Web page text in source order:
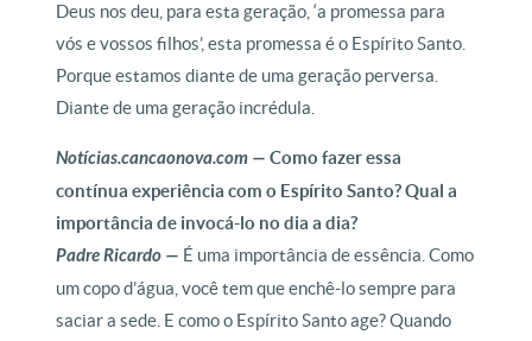
Deus nos deu, para esta geração, ‘a promessa para
vós e vossos filhos’, esta promessa é o Espírito Santo.
Porque estamos diante de uma geração perversa.
Diante de uma geração incrédula.
Notícias.cancaonova.com — Como fazer essa
contínua experiência com o Espírito Santo? Qual a
importância de invocá-lo no dia a dia?
Padre Ricardo — É uma importância de essência. Como
um copo d’água, você tem que enchê-lo sempre para
saciar a sede. E como o Espírito Santo age? Quando